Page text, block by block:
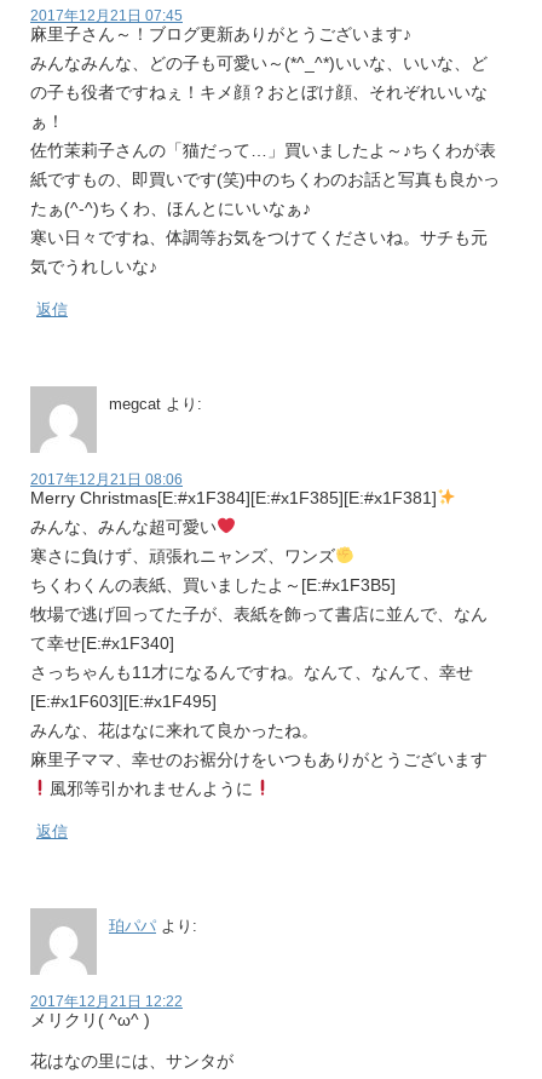
2017年12月21日 07:45
麻里子さん～！ブログ更新ありがとうございます♪
みんなみんな、どの子も可愛い～(*^_^*)いいな、いいな、ど
の子も役者ですねぇ！キメ顔？おとぼけ顔、それぞれいいな
ぁ！
佐竹茉莉子さんの「猫だって…」買いましたよ～♪ちくわが表
紙ですもの、即買いです(笑)中のちくわのお話と写真も良かっ
たぁ(^-^)ちくわ、ほんとにいいなぁ♪
寒い日々ですね、体調等お気をつけてくださいね。サチも元
気でうれしいな♪
返信
megcat より:
2017年12月21日 08:06
Merry Christmas[E:#x1F384][E:#x1F385][E:#x1F381]
みんな、みんな超可愛い
寒さに負けず、頑張れニャンズ、ワンズ
ちくわくんの表紙、買いましたよ～[E:#x1F3B5]
牧場で逃げ回ってた子が、表紙を飾って書店に並んで、なん
て幸せ[E:#x1F340]
さっちゃんも11才になるんですね。なんて、なんて、幸せ
[E:#x1F603][E:#x1F495]
みんな、花はなに来れて良かったね。
麻里子ママ、幸せのお裾分けをいつもありがとうございます
風邪等引かれませんように
返信
珀パパ より:
2017年12月21日 12:22
メリクリ( ^ω^ )
花はなの里には、サンタが